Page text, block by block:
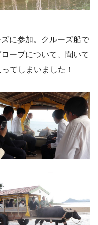
に参加。クルーズ船で
ーブについて、聞いて
てしまいました！